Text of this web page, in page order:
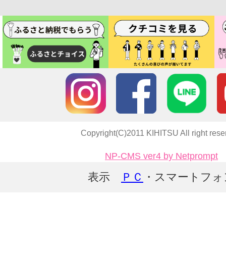
Copyright(C)2011 KIHITSU All right
NP-CMS ver4 by Netprompt
表示 ＰＣ ・スマートフ